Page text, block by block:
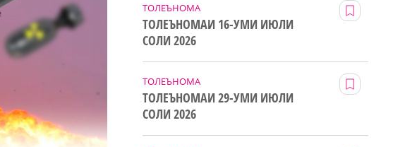
ТОЛЕЪНОМА
ТОЛЕЪНОМАИ 16-УМИ ИЮЛИ
СОЛИ 2026
ТОЛЕЪНОМА
ТОЛЕЪНОМАИ 29-УМИ ИЮЛИ
СОЛИ 2026